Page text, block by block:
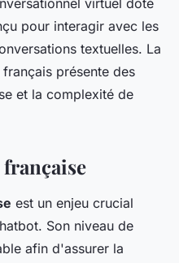
un
lecture
virtuel doté
pour interagir avec les
textuelles. La
présente des
et la complexité de
est un enjeu crucial
Son niveau de
afin d'assurer la